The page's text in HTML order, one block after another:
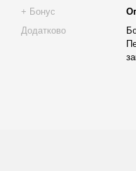
обробки даних, таких
обробляти великі
+ Бонус
Додатково